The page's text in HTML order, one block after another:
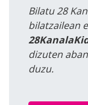
Bilatu 28
bilatzailean
dizuten
duzu.